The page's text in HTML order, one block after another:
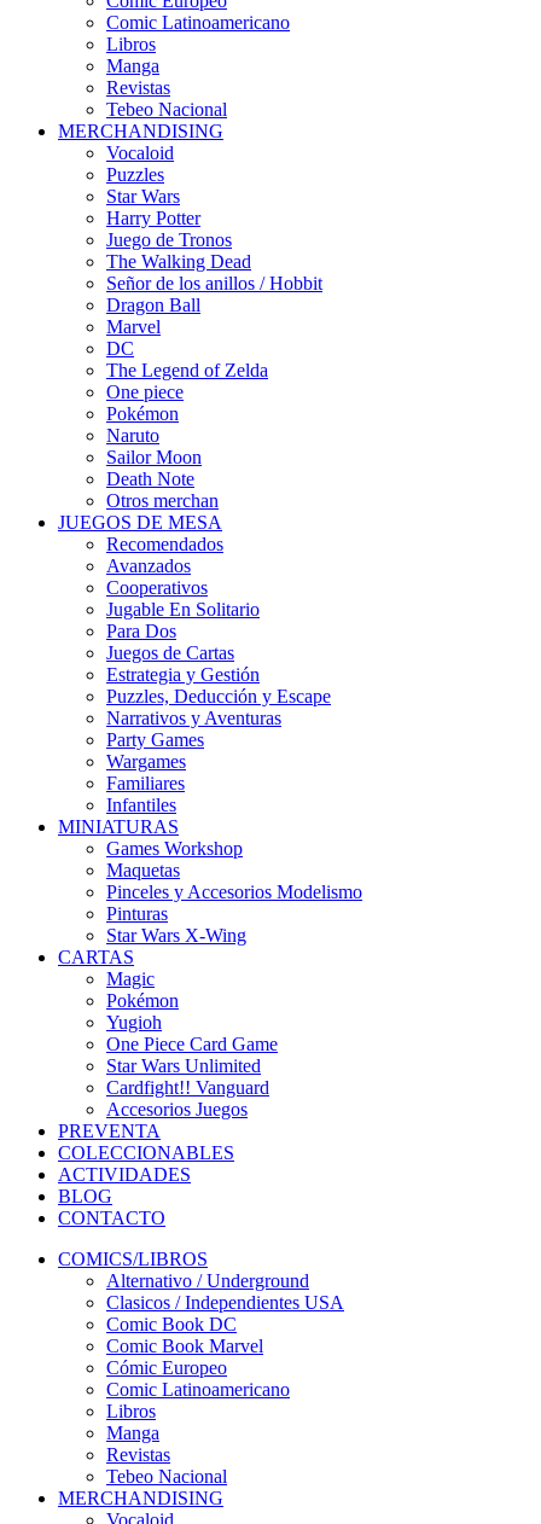
Comic Latinoamericano
Libros
Manga
Revistas
Tebeo Nacional
MERCHANDISING
Vocaloid
Puzzles
Star Wars
Harry Potter
Juego de Tronos
The Walking Dead
Señor de los anillos / Hobbit
Dragon Ball
Marvel
DC
The Legend of Zelda
One piece
Pokémon
Naruto
Sailor Moon
Death Note
Otros merchan
JUEGOS DE MESA
Recomendados
Avanzados
Cooperativos
Jugable En Solitario
Para Dos
Juegos de Cartas
Estrategia y Gestión
Puzzles, Deducción y Escape
Narrativos y Aventuras
Party Games
Wargames
Familiares
Infantiles
MINIATURAS
Games Workshop
Maquetas
Pinceles y Accesorios Modelismo
Pinturas
Star Wars X-Wing
CARTAS
Magic
Pokémon
Yugioh
One Piece Card Game
Star Wars Unlimited
Cardfight!! Vanguard
Accesorios Juegos
PREVENTA
COLECCIONABLES
ACTIVIDADES
BLOG
CONTACTO
COMICS/LIBROS
Alternativo / Underground
Clasicos / Independientes USA
Comic Book DC
Comic Book Marvel
Cómic Europeo
Comic Latinoamericano
Libros
Manga
Revistas
Tebeo Nacional
MERCHANDISING
Vocaloid